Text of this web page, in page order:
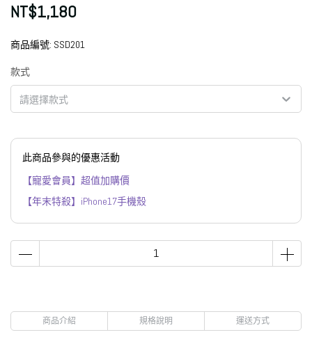
NT$1,180
商品編號: SSD201
款式
請選擇款式
此商品參與的優惠活動
【寵愛會員】超值加購價
【年末特殺】iPhone17手機殼
商品介紹 規格說明 運送方式